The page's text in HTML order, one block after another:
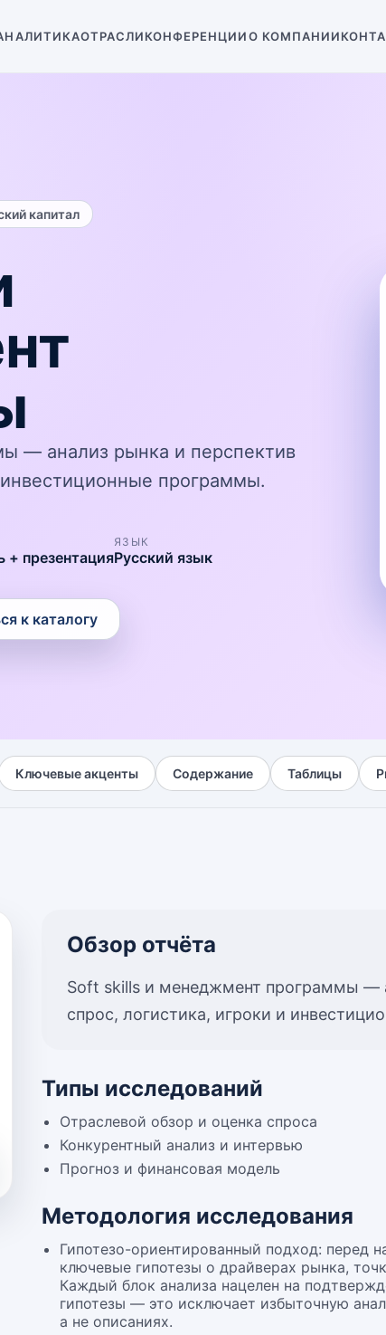
ОТРАСЛИКОНФЕРЕНЦИИО КОМПАНИИ
капитал
— анализ рынка и перспектив
программы.
+ презентация
ЯЗЫК
Русский язык
к каталогу
Ключевые акценты Содержание Таблицы
Обзор отчёта
Soft skills и менеджмент программы —
спрос, логистика, игроки и
Типы исследований
Отраслевой обзор и оценка спроса
Конкурентный анализ и интервью
Прогноз и финансовая модель
Методология исследования
Гипотезо-ориентированный подход: перед
ключевые гипотезы о драйверах рынка,
Каждый блок анализа нацелен на
гипотезы — это исключает избыточную
а не описаниях.